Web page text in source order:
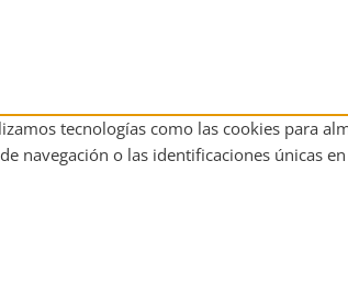
tecnologías como las cookies para
navegación o las identificaciones únicas